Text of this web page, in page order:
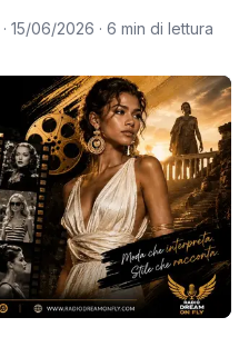
· 15/06/2026 · 6 min di lettura